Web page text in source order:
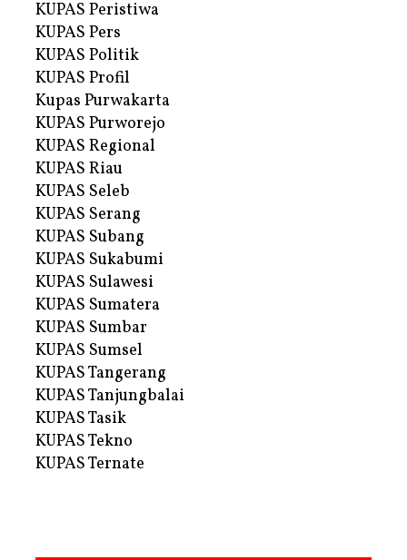
KUPAS Peristiwa
KUPAS Pers
KUPAS Politik
KUPAS Profil
Kupas Purwakarta
KUPAS Purworejo
KUPAS Regional
KUPAS Riau
KUPAS Seleb
KUPAS Serang
KUPAS Subang
KUPAS Sukabumi
KUPAS Sulawesi
KUPAS Sumatera
KUPAS Sumbar
KUPAS Sumsel
KUPAS Tangerang
KUPAS Tanjungbalai
KUPAS Tasik
KUPAS Tekno
KUPAS Ternate